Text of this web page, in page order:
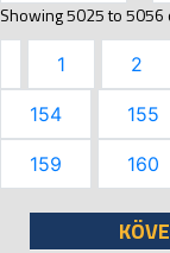
Showing5025to5056
1 2
154 155
159 160